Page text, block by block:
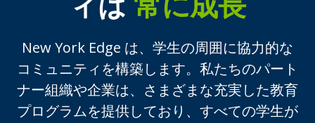
ィは 常に成長
New York Edge は、学生の周囲に協力的な
コミュニティを構築します。私たちのパート
ナー組織や企業は、さまざまな充実した教育
プログラムを提供しており、すべての学生が